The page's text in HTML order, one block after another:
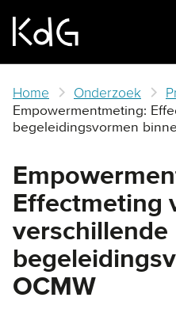
main
Home Onderzoek
Empowermentmeting:
begeleidingsvormen
Effectmeting
verschillende
OCMW